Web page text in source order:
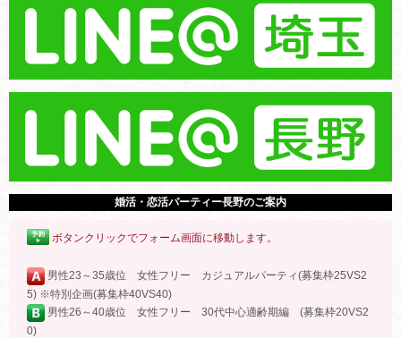
婚活・恋活パーティー長野のご案内
ボタンクリックでフォーム画面に移動します。
男性23～35歳位 女性フリー カジュアルパーティ(募集枠25VS2
5) ※特別企画(募集枠40VS40)
男性26～40歳位 女性フリー 30代中心適齢期編 (募集枠20VS2
0)